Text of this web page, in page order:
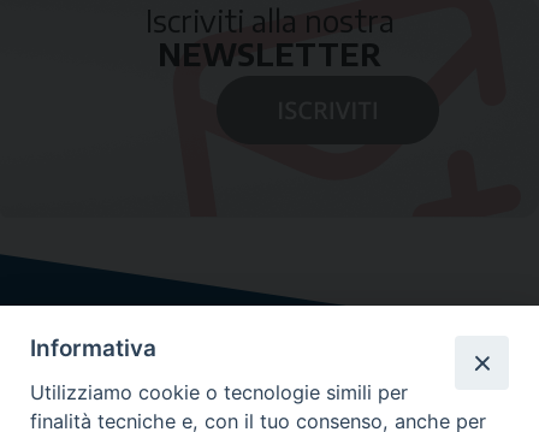
Iscriviti alla nostra
NEWSLETTER
Informativa
Utilizziamo cookie o tecnologie simili per
finalità tecniche e, con il tuo consenso, anche per